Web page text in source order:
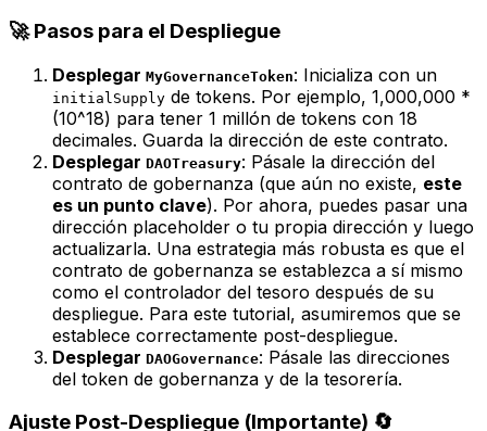
🚀 Pasos para el Despliegue
Desplegar MyGovernanceToken: Inicializa con un
initialSupply de tokens. Por ejemplo, 1,000,000 *
(10^18) para tener 1 millón de tokens con 18
decimales. Guarda la dirección de este contrato.
Desplegar DAOTreasury: Pásale la dirección del
contrato de gobernanza (que aún no existe, este
es un punto clave). Por ahora, puedes pasar una
dirección placeholder o tu propia dirección y luego
actualizarla. Una estrategia más robusta es que el
contrato de gobernanza se establezca a sí mismo
como el controlador del tesoro después de su
despliegue. Para este tutorial, asumiremos que se
establece correctamente post-despliegue.
Desplegar DAOGovernance: Pásale las direcciones
del token de gobernanza y de la tesorería.
Ajuste Post-Despliegue (Importante) 🔄